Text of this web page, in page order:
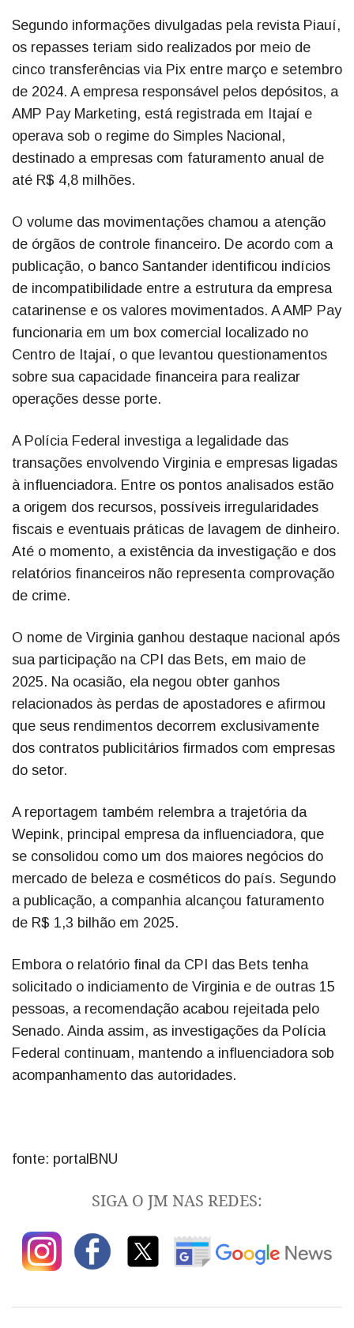
Segundo informações divulgadas pela revista Piauí,
os repasses teriam sido realizados por meio de
cinco transferências via Pix entre março e setembro
de 2024. A empresa responsável pelos depósitos, a
AMP Pay Marketing, está registrada em Itajaí e
operava sob o regime do Simples Nacional,
destinado a empresas com faturamento anual de
até R$ 4,8 milhões.
O volume das movimentações chamou a atenção
de órgãos de controle financeiro. De acordo com a
publicação, o banco Santander identificou indícios
de incompatibilidade entre a estrutura da empresa
catarinense e os valores movimentados. A AMP Pay
funcionaria em um box comercial localizado no
Centro de Itajaí, o que levantou questionamentos
sobre sua capacidade financeira para realizar
operações desse porte.
A Polícia Federal investiga a legalidade das
transações envolvendo Virginia e empresas ligadas
à influenciadora. Entre os pontos analisados estão
a origem dos recursos, possíveis irregularidades
fiscais e eventuais práticas de lavagem de dinheiro.
Até o momento, a existência da investigação e dos
relatórios financeiros não representa comprovação
de crime.
O nome de Virginia ganhou destaque nacional após
sua participação na CPI das Bets, em maio de
2025. Na ocasião, ela negou obter ganhos
relacionados às perdas de apostadores e afirmou
que seus rendimentos decorrem exclusivamente
dos contratos publicitários firmados com empresas
do setor.
A reportagem também relembra a trajetória da
Wepink, principal empresa da influenciadora, que
se consolidou como um dos maiores negócios do
mercado de beleza e cosméticos do país. Segundo
a publicação, a companhia alcançou faturamento
de R$ 1,3 bilhão em 2025.
Embora o relatório final da CPI das Bets tenha
solicitado o indiciamento de Virginia e de outras 15
pessoas, a recomendação acabou rejeitada pelo
Senado. Ainda assim, as investigações da Polícia
Federal continuam, mantendo a influenciadora sob
acompanhamento das autoridades.
fonte: portalBNU
SIGA O JM NAS REDES: